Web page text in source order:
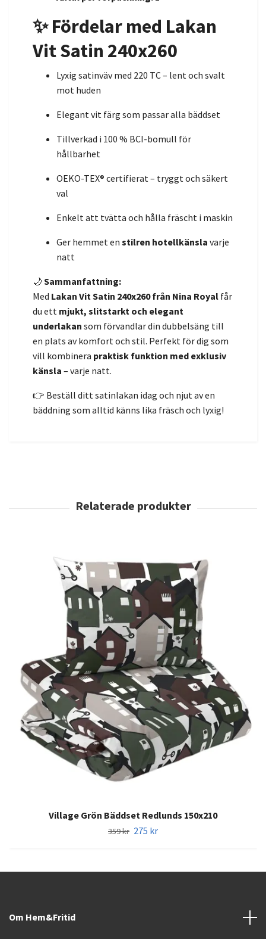
✨ Fördelar med Lakan
Vit Satin 240x260
Lyxig satinväv med 220 TC – lent och svalt
mot huden
Elegant vit färg som passar alla bäddset
Tillverkad i 100 % BCI-bomull för
hållbarhet
OEKO-TEX® certifierat – tryggt och säkert
val
Enkelt att tvätta och hålla fräscht i maskin
Ger hemmet en stilren hotellkänsla varje
natt
🌙 Sammanfattning:
Med Lakan Vit Satin 240x260 från Nina Royal får
du ett mjukt, slitstarkt och elegant
underlakan som förvandlar din dubbelsäng till
en plats av komfort och stil. Perfekt för dig som
vill kombinera praktisk funktion med exklusiv
känsla – varje natt.
👉 Beställ ditt satinlakan idag och njut av en
bäddning som alltid känns lika fräsch och lyxig!
Village Grön Bäddset Redlunds 150x210
359 kr 275 kr
Om Hem&Fritid